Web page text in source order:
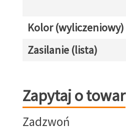
Kolor (wyliczeniowy)
Zasilanie (lista)
Zapytaj o towar
Zapytaj o towar
Zadzwoń